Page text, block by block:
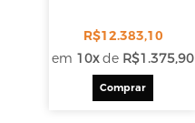
R$12.383,10
em 10xde R$1.375,90
Comprar